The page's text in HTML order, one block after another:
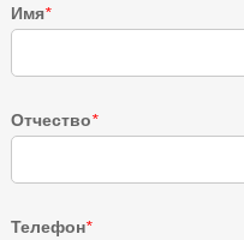
Имя*
Отчество*
Телефон*